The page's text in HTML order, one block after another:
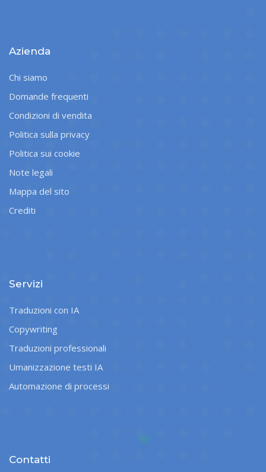
Azienda
Chi siamo
Domande frequenti
Condizioni di vendita
Politica sulla privacy
Politica sui cookie
Note legali
Mappa del sito
Crediti
Servizi
Traduzioni con IA
Copywriting
Traduzioni professionali
Umanizzazione testi IA
Automazione di processi
Contatti